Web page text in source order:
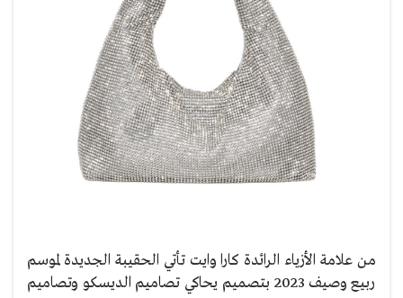
من علامة الأزياء الرائدة كارا وايت تأتي الحقيبة الجديدة لموسم
ربيع وصيف 2023 بتصميم يحاكي تصاميم الديسكو وتصاميم